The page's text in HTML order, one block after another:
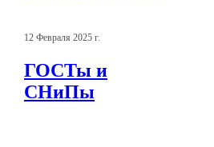
12 Февраля 2025 г.
ГОСТы и
СНиПы